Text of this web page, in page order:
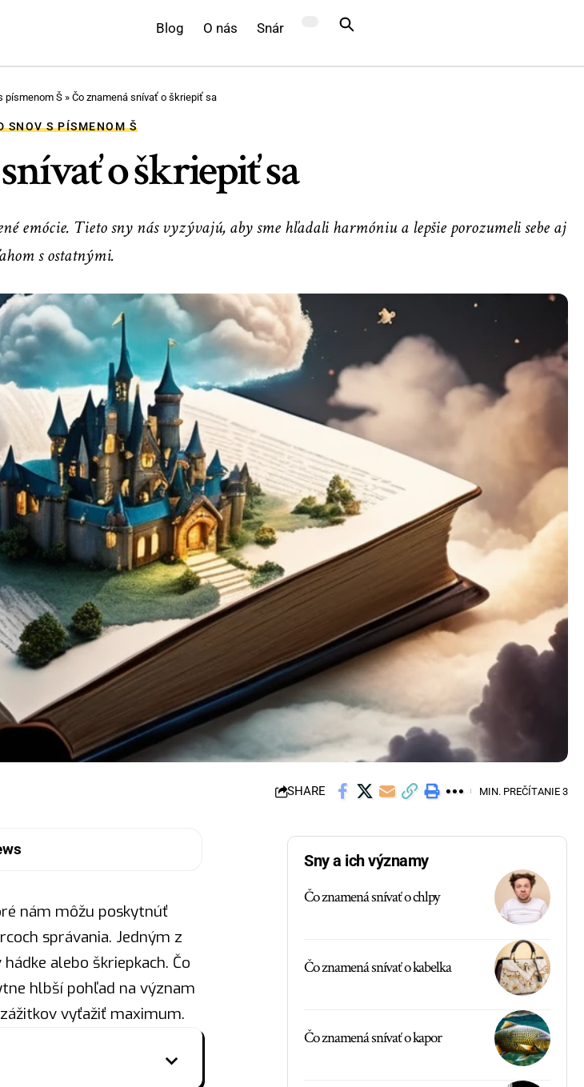
Blog O nás Snár
písmenom Š» Čo znamená snívať o škriepiť sa
SNOV S PÍSMENOM Š
o škriepiť sa
emócie. Tieto sny nás vyzývajú, aby sme hľadali harmóniu a lepšie porozumeli sebe aj
s ostatnými.
SHARE MIN. PREČÍTANIE 3
nám môžu poskytnúť
správania. Jedným z
alebo škriepkach. Čo
hlbší pohľad na význam
vyťažiť maximum.
Sny a ich významy
Čo znamená snívať o chlpy
Čo znamená snívať o kabelka
Čo znamená snívať o kapor